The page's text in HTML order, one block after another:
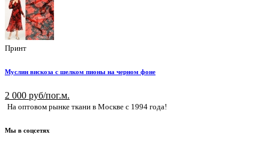
Принт
Муслин вискоза с шелком пионы на черном фоне
2 000 руб/пог.м.
На оптовом рынке ткани в Москве с 1994 года!
Мы в соцсетях